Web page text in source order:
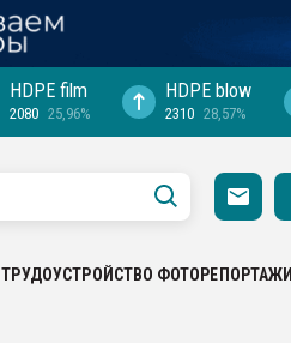
HDPE film
2080 25,96%
HDPE blow
2310 28,57%
ТРУДОУСТРОЙСТВО ФОТОРЕПОРТАЖИ